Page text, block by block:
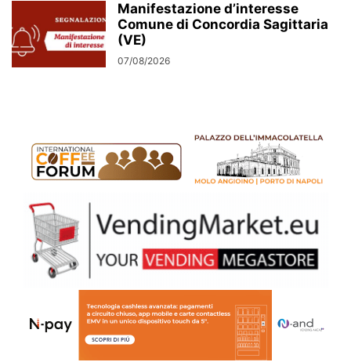
Manifestazione d’interesse
Comune di Concordia Sagittaria
(VE)
07/08/2026